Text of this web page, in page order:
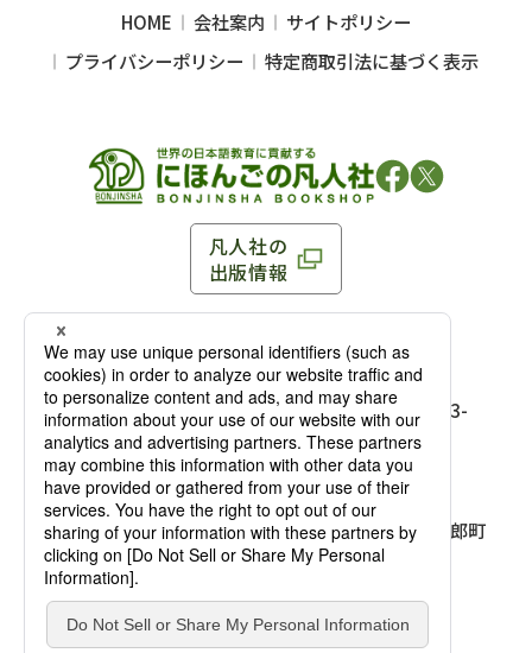
凡人社の
出版情報
〒102-0093 東京都千代田区平河町 1-3-13 8F
TEL：03-3263-3959／FAX：03-3263-3116
麹町店
〒102-0093 東京都千代田区平河町1-3-
13 8F［アクセス］
TEL：03-3239-8673／FAX：03-3263-
3116
大阪店
〒541-0056 大阪府大阪市中央区久太郎町
4-2-10
大西ビルディング 1階［
TEL：06-4256-2684／FAX：03-6733-
7887
HOME 会社案内
サイトポリシー
プライバシーポリシー
特定商取引法に基づく表示